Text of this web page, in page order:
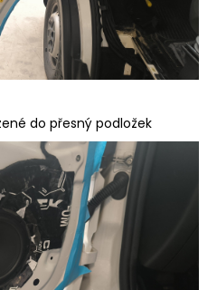
do přesný podložek